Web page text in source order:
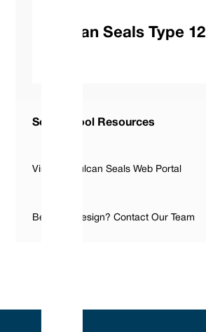
Vulcan Seals Type 12
Seal ID Tool Resources
Visit The Vulcan Seals Web Portal
Bespoke Design? Contact Our Team